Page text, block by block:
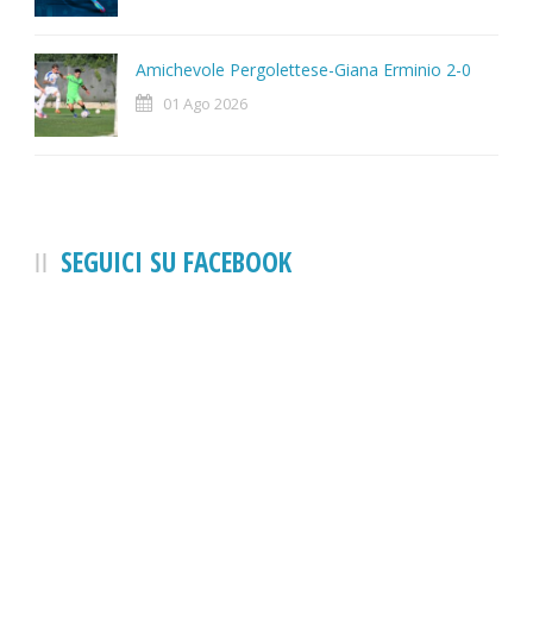
Amichevole Pergolettese-Giana Erminio 2-0
01 Ago 2026
SEGUICI SU FACEBOOK